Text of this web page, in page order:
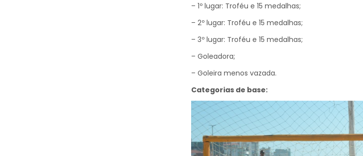
– 1º lugar: Troféu e 15 medalhas;
– 2º lugar: Troféu e 15 medalhas;
– 3º lugar: Troféu e 15 medalhas;
– Goleadora;
– Goleira menos vazada.
Categorias de base: